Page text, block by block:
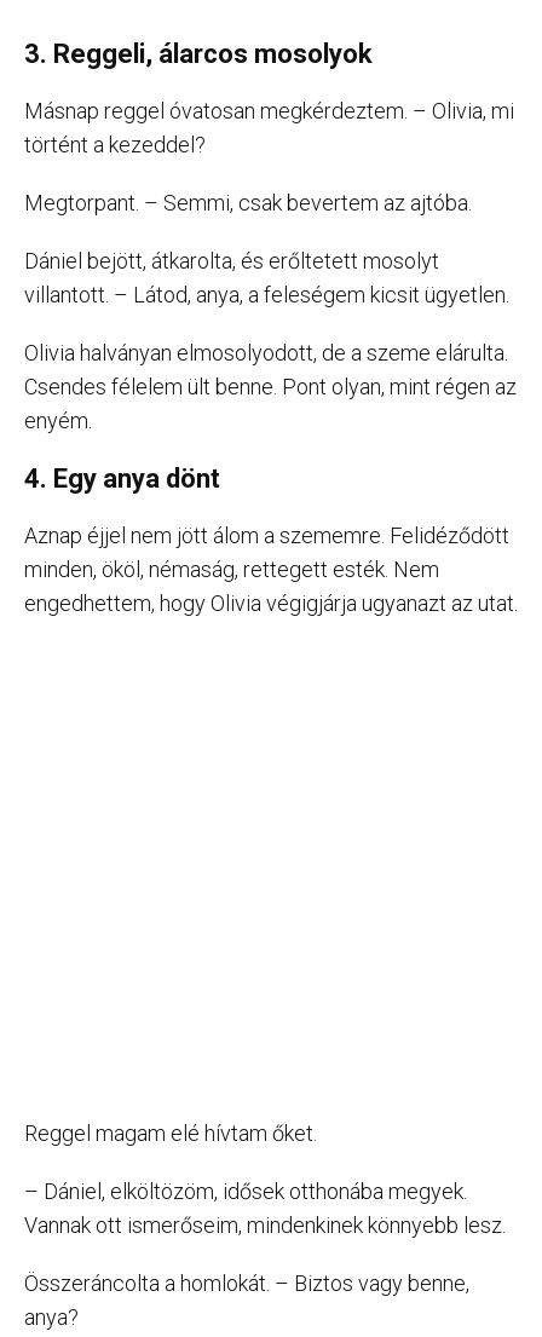
3. Reggeli, álarcos mosolyok
Másnap reggel óvatosan megkérdeztem. – Olivia, mi
történt a kezeddel?
Megtorpant. – Semmi, csak bevertem az ajtóba.
Dániel bejött, átkarolta, és erőltetett mosolyt
villantott. – Látod, anya, a feleségem kicsit ügyetlen.
Olivia halványan elmosolyodott, de a szeme elárulta.
Csendes félelem ült benne. Pont olyan, mint régen az
enyém.
4. Egy anya dönt
Aznap éjjel nem jött álom a szememre. Felidéződött
minden, ököl, némaság, rettegett esték. Nem
engedhettem, hogy Olivia végigjárja ugyanazt az utat.
Reggel magam elé hívtam őket.
– Dániel, elköltözöm, idősek otthonába megyek.
Vannak ott ismerőseim, mindenkinek könnyebb lesz.
Összeráncolta a homlokát. – Biztos vagy benne,
anya?